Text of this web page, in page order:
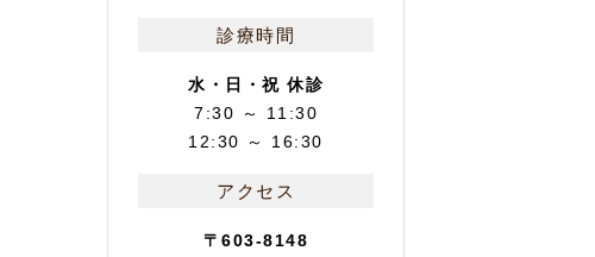
診療時間
水・日・祝 休診
7:30 ～ 11:30
12:30 ～ 16:30
アクセス
〒603-8148